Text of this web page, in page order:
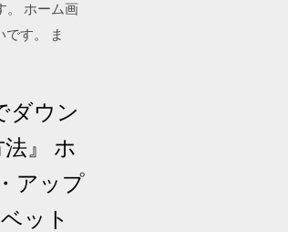
。 ホーム画
す。 ま
ダウン
』 ホ
アップ
ット